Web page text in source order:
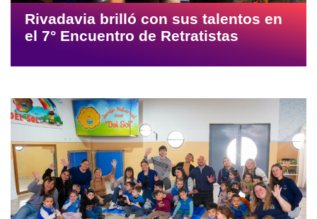
Rivadavia brilló con sus talentos en
el 7° Encuentro de Retratistas